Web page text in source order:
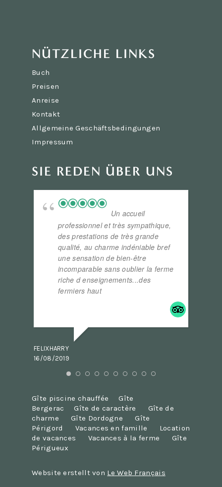
NÜTZLICHE LINKS
Buch
Preisen
Anreise
Kontakt
Allgemeine Geschäftsbedingungen
Impressum
SIE REDEN ÜBER UNS
Un accueil
professionnel et très sympathique,
des prestations de très grande
qualité, au charme indéniable bref
une sensation de bien-être
incomparable sans oublier la ferme
riche d enseignements...des
fermiers haut
FELIXHARRY
16/08/2019
Gîte piscine chauffée
Gîte
Bergerac
Gîte de caractère
Gîte de
charme
Gîte Dordogne
Gîte
Périgord
Vacances en famille
Location
de vacances
Vacances à la ferme
Gîte
Périgueux
Website erstellt von Le Web Français